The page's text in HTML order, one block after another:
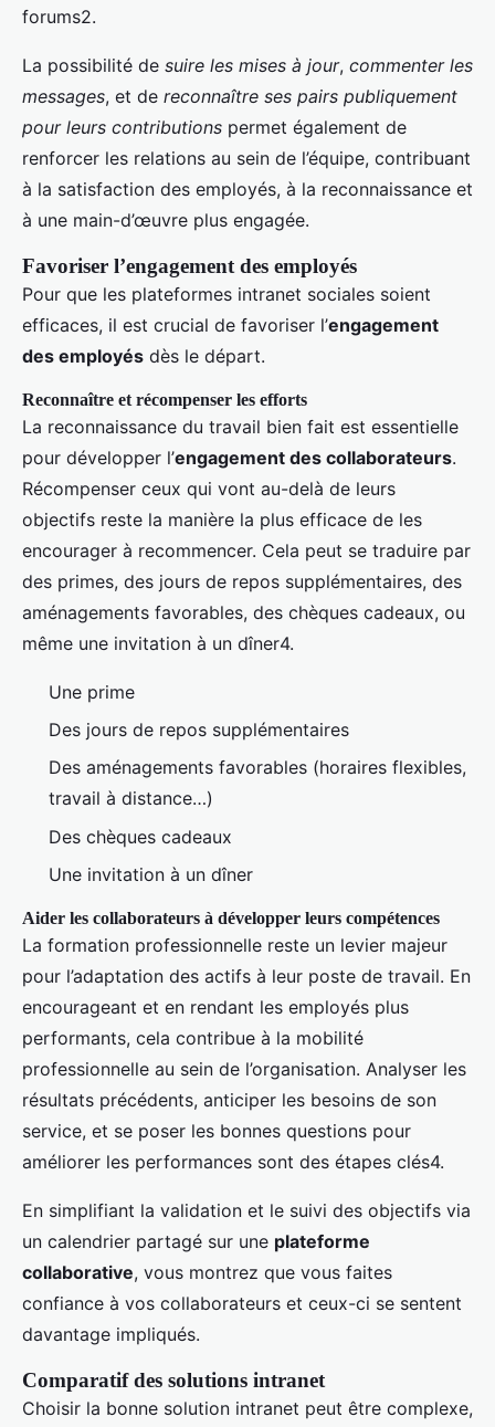
forums2.
La possibilité de suire les mises à jour, commenter les
messages, et de reconnaître ses pairs publiquement
pour leurs contributions permet également de
renforcer les relations au sein de l’équipe, contribuant
à la satisfaction des employés, à la reconnaissance et
à une main-d’œuvre plus engagée.
Favoriser l’engagement des employés
Pour que les plateformes intranet sociales soient
efficaces, il est crucial de favoriser l’engagement
des employés dès le départ.
Reconnaître et récompenser les efforts
La reconnaissance du travail bien fait est essentielle
pour développer l’engagement des collaborateurs.
Récompenser ceux qui vont au-delà de leurs
objectifs reste la manière la plus efficace de les
encourager à recommencer. Cela peut se traduire par
des primes, des jours de repos supplémentaires, des
aménagements favorables, des chèques cadeaux, ou
même une invitation à un dîner4.
Une prime
Des jours de repos supplémentaires
Des aménagements favorables (horaires flexibles,
travail à distance…)
Des chèques cadeaux
Une invitation à un dîner
Aider les collaborateurs à développer leurs compétences
La formation professionnelle reste un levier majeur
pour l’adaptation des actifs à leur poste de travail. En
encourageant et en rendant les employés plus
performants, cela contribue à la mobilité
professionnelle au sein de l’organisation. Analyser les
résultats précédents, anticiper les besoins de son
service, et se poser les bonnes questions pour
améliorer les performances sont des étapes clés4.
En simplifiant la validation et le suivi des objectifs via
un calendrier partagé sur une plateforme
collaborative, vous montrez que vous faites
confiance à vos collaborateurs et ceux-ci se sentent
davantage impliqués.
Comparatif des solutions intranet
Choisir la bonne solution intranet peut être complexe,